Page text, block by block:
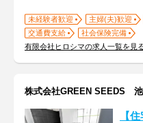
未経験者歓迎 主婦(夫)歓迎
交通費支給
社会保険完備
有限会社ヒロシマの求人一覧を見
株式会社GREEN SEEDS
【